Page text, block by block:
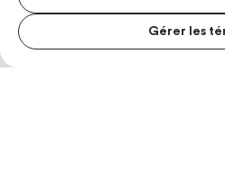
Gérer les